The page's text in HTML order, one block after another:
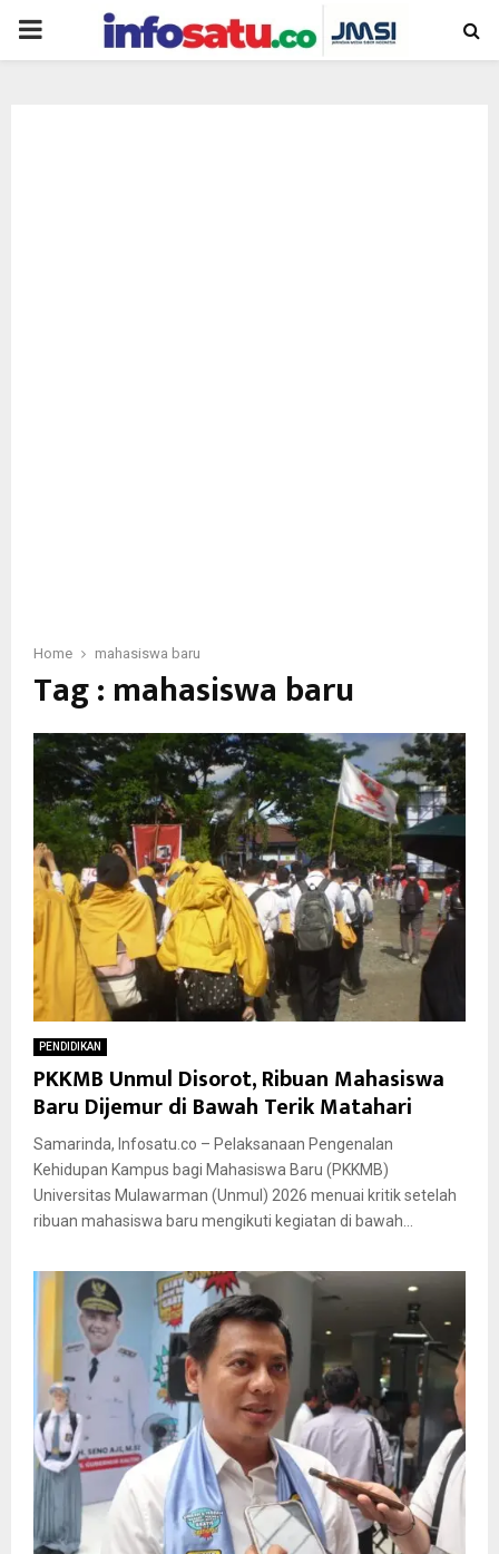
PRIMARY
Home mahasiswa baru
Tag : mahasiswa baru
PENDIDIKAN
PKKMB Unmul Disorot, Ribuan Mahasiswa
Baru Dijemur di Bawah Terik Matahari
Samarinda, Infosatu.co – Pelaksanaan Pengenalan
Kehidupan Kampus bagi Mahasiswa Baru (PKKMB)
Universitas Mulawarman (Unmul) 2026 menuai kritik setelah
ribuan mahasiswa baru mengikuti kegiatan di bawah...